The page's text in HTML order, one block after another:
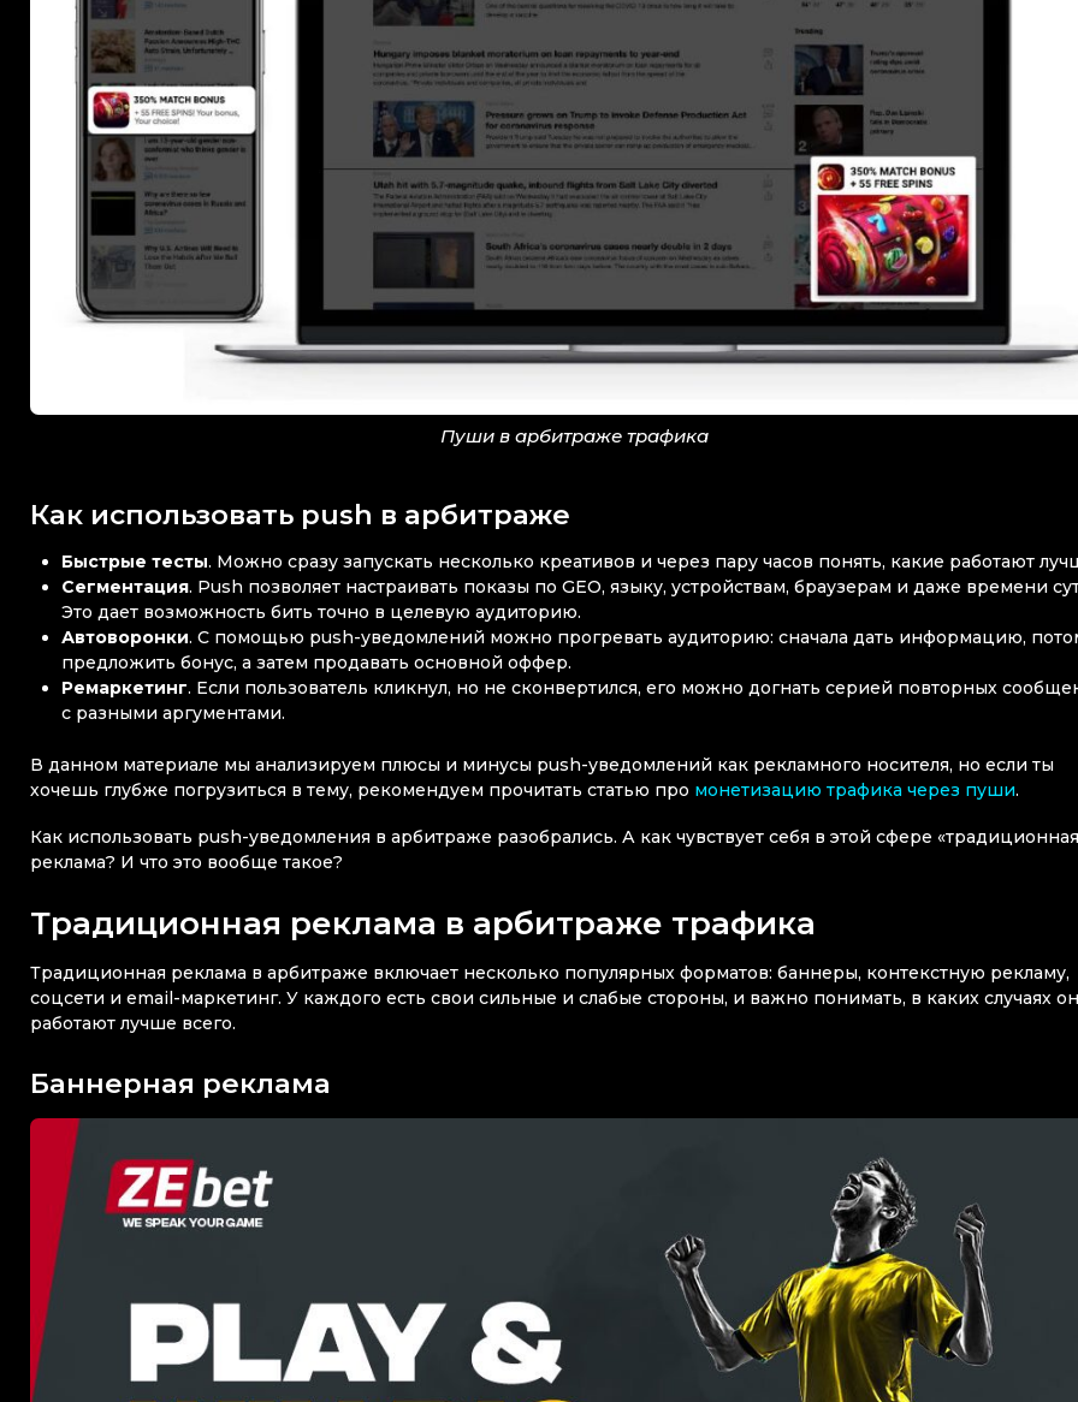
Пуши в арбитраже трафика
Как использовать push в арбитраже
Быстрые тесты. Можно сразу запускать несколько креативов и через пару часов понять, какие работают
Сегментация. Push позволяет настраивать показы по GEO, языку, устройствам, браузерам и даже времени
Это дает возможность бить точно в целевую аудиторию.
Автоворонки. С помощью push-уведомлений можно прогревать аудиторию: сначала дать информацию,
предложить бонус, а затем продавать основной оффер.
Ремаркетинг. Если пользователь кликнул, но не сконвертился, его можно догнать серией повторных
с разными аргументами.
В данном материале мы анализируем плюсы и минусы push-уведомлений как рекламного носителя, но если ты
хочешь глубже погрузиться в тему, рекомендуем прочитать статью про монетизацию трафика через пуши.
Как использовать push-уведомления в арбитраже разобрались. А как чувствует себя в этой сфере
реклама? И что это вообще такое?
Традиционная реклама в арбитраже трафика
Традиционная реклама в арбитраже включает несколько популярных форматов: баннеры, контекстную рекламу,
соцсети и email-маркетинг. У каждого есть свои сильные и слабые стороны, и важно понимать, в каких случаях
работают лучше всего.
Баннерная реклама